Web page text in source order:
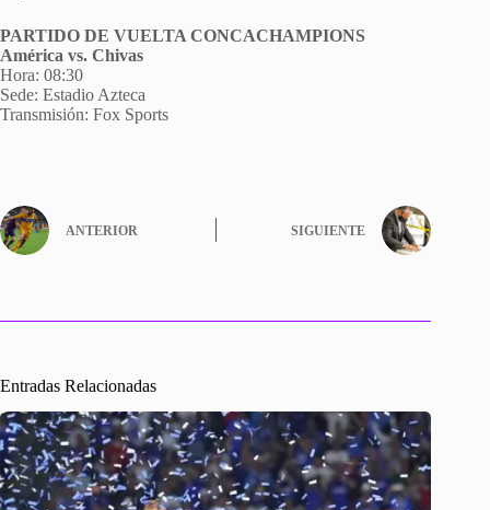
PARTIDO DE VUELTA CONCACHAMPIONS
América vs. Chivas
Hora: 08:30
Sede: Estadio Azteca
Transmisión: Fox Sports
ANTERIOR SIGUIENTE
Entradas Relacionadas